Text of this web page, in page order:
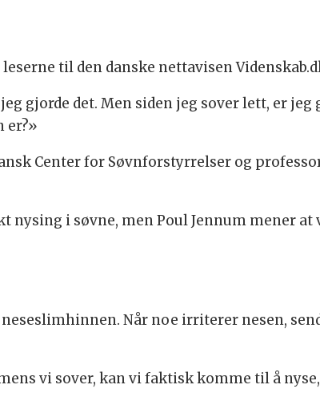
til den danske nettavisen
gjorde det. Men siden jeg sover lett, er
er?»
Center for Søvnforstyrrelser og
nysing i søvne, men Poul Jennum mener
Når noe irriterer nesen,
vi sover, kan vi faktisk komme til å